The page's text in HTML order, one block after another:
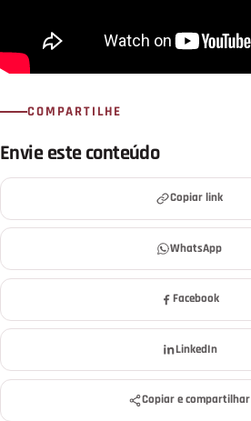
COMPARTILHE
Envie este conteúdo
Copiar link
WhatsApp
Facebook
LinkedIn
Copiar e compartilhar